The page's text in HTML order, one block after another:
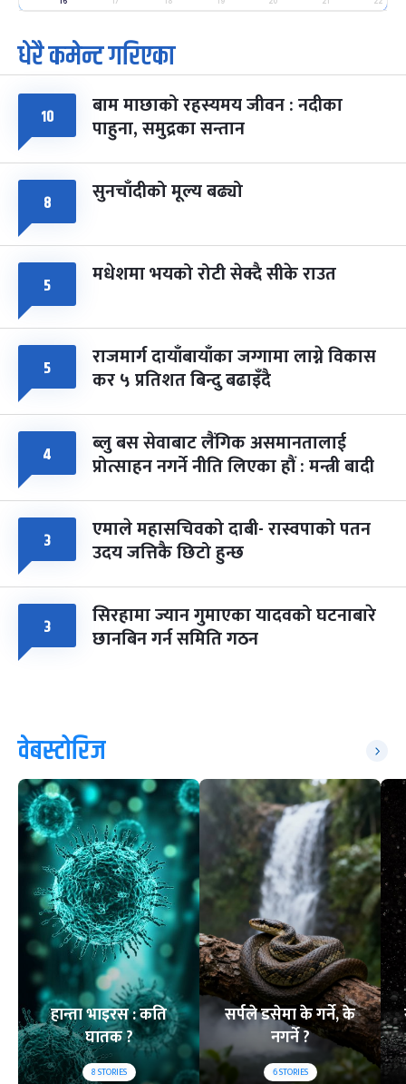
मंगल फाल्गुन २५, २०८३ Mar 9, 2027
७
आइत
पूर्णिमा व्रत
चैत्र ७, २०८३-Mar 21, 2027
८ फागुपूर्णिमा
चैत्र ८, २०८३-Mar 22, 2027
७ महिना बाँकी
धेरै कमेन्ट गरिएका
१० बाम माछाको रहस्यमय जीवन : नदीका
पाहुना, समुद्रका सन्तान
८ सुनचाँदीको मूल्य बढ्यो
५ मधेशमा भयको रोटी सेक्दै सीके राउत
५ राजमार्ग दायाँबायाँका जग्गामा लाग्ने विकास
कर ५ प्रतिशत बिन्दु बढाइँदै
४ ब्लु बस सेवाबाट लैंगिक असमानतालाई
प्रोत्साहन नगर्ने नीति लिएका हौं : मन्त्री बादी
३ एमाले महासचिवको दाबी- रास्वपाको पतन
उदय जत्तिकै छिटो हुन्छ
३ सिरहामा ज्यान गुमाएका यादवको घटनाबारे
छानबिन गर्न समिति गठन
वेबस्टोरिज
हान्ता भाइरस : कति
घातक ?
8STORIES
सर्पले डसेमा के गर्ने, के
नगर्ने ?
6STORIES